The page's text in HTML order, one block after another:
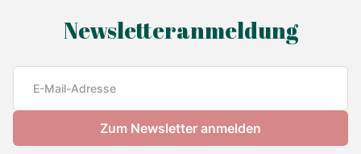
5900511375275
Newsletteranmeldung